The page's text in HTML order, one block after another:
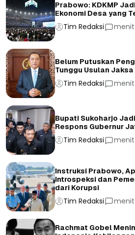
Prabowo: KDKMP
Ekonomi Desa yang
Tim Redaksi menit
Belum Putuskan
Tunggu Usulan
Tim Redaksi menit
Bupati Sukoharjo
Respons Gubernur
Tim Redaksi menit
Instruksi Prabowo,
Introspeksi dan
dari Korupsi
Tim Redaksi menit
Rachmat Gobel